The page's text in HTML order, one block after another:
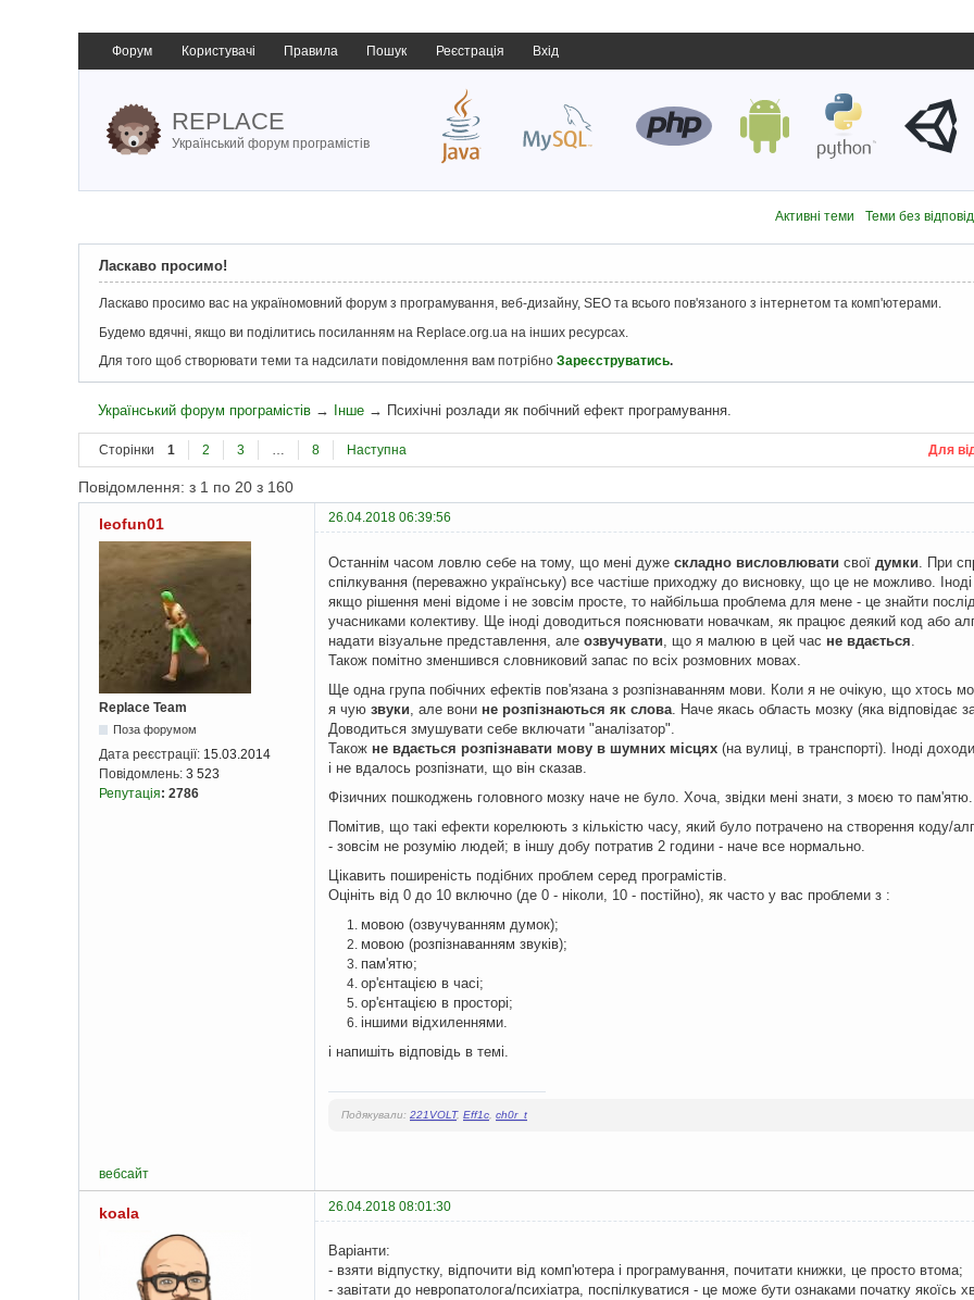
Форум Користувачі Правила Пошук Реєстрація Вхід
REPLACE
Український форум програмістів
Активні теми Теми без
Ласкаво просимо!
Ласкаво просимо вас на україномовний форум з програмування, веб-дизайну, SEO та всього пов'язаного з інтернетом та комп'ютерами.
Будемо вдячні, якщо ви поділитись посиланням на Replace.org.ua на інших ресурсах.
Для того щоб створювати теми та надсилати повідомлення вам потрібно Зареєструватись.
Український форум програмістів → Інше → Психічні розлади як побічний ефект програмування.
Сторінки 1 2 3 … 8 Наступна Для
Повідомлення: з 1 по 20 з 160
leofun01 26.04.2018 06:39:56
Replace Team
Поза форумом
Дата реєстрації: 15.03.2014
Повідомлень: 3 523
Репутація: 2786
Останнім часом ловлю себе на тому, що мені дуже складно висловлювати свої думки . При
спілкування (переважно українську) все частіше приходжу до висновку, що це не можливо.
якщо рішення мені відоме і не зовсім просте, то найбільша проблема для мене - це знайти
учасниками колективу. Ще іноді доводиться пояснювати новачкам, як працює деякий код або
надати візуальне представлення, але озвучувати , що я малюю в цей час не вдається
Також помітно зменшився словниковий запас по всіх розмовних мовах.
Ще одна група побічних ефектів пов'язана з розпізнаванням мови. Коли я не очікую, що хтось
я чую звуки , але вони не розпізнаються як слова . Наче якась область мозку (яка
Доводиться змушувати себе включати "аналізатор".
Також не вдається розпізнавати мову в шумних місцях (на вулиці, в транспорті). Іноді
і не вдалось розпізнати, що він сказав.
Фізичних пошкоджень головного мозку наче не було. Хоча, звідки мені знати, з моєю то пам'ятю.
Помітив, що такі ефекти корелюють з кількістю часу, який було потрачено на створення коду/
- зовсім не розумію людей; в іншу добу потратив 2 години - наче все нормально.
Цікавить поширеність подібних проблем серед програмістів.
Оцініть від 0 до 10 включно (де 0 - ніколи, 10 - постійно), як часто у вас проблеми з :
мовою (озвучуванням думок);
мовою (розпізнаванням звуків);
пам'ятю;
ор'єнтацією в часі;
ор'єнтацією в просторі;
іншими відхиленнями.
і напишіть відповідь в темі.
Подякували: 221VOLT, Eff1c ch0r_t
вебсайт
koala 26.04.2018 08:01:30
Варіанти:
- взяти відпустку, відпочити від комп'ютера і програмування, почитати книжки, це просто втома;
- завітати до невропатолога/психіатра, поспілкуватися - це може бути ознаками початку якоїсь